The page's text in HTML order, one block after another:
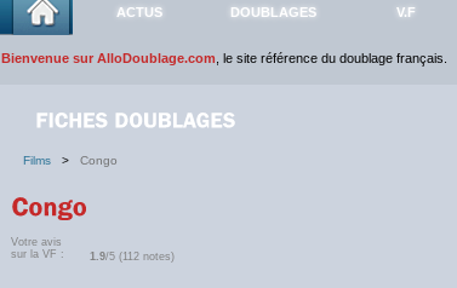
ACTUS DOUBLAGES V.F
Bienvenue sur AlloDoublage.com , le site référence du doublage français.
Films > Congo
Votre avis
sur la VF :
1.9/5 (112 notes)